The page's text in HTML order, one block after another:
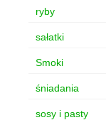
ryby
sałatki
Smoki
śniadania
sosy i pasty